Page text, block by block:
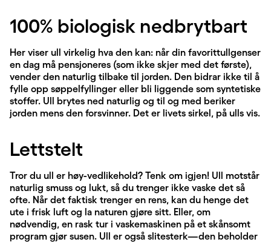
100% biologisk nedbrytbart
Her viser ull virkelig hva den kan: når din favorittullgenser
en dag må pensjoneres (som ikke skjer med det første),
vender den naturlig tilbake til jorden. Den bidrar ikke til å
fylle opp søppelfyllinger eller bli liggende som syntetiske
stoffer. Ull brytes ned naturlig og til og med beriker
jorden mens den forsvinner. Det er livets sirkel, på ulls vis.
Lettstelt
Tror du ull er høy-vedlikehold? Tenk om igjen! Ull motstår
naturlig smuss og lukt, så du trenger ikke vaske det så
ofte. Når det faktisk trenger en rens, kan du henge det
ute i frisk luft og la naturen gjøre sitt. Eller, om
nødvendig, en rask tur i vaskemaskinen på et skånsomt
program gjør susen. Ull er også slitesterk—den beholder